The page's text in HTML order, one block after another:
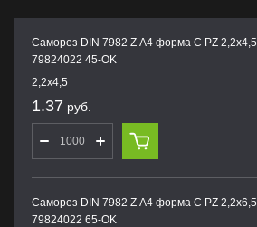
Саморез DIN 7982 Z А4 форма С PZ 2,2х4,5
79824022 45-OK
2,2х4,5
1.37 руб.
Саморез DIN 7982 Z А4 форма С PZ 2,2х6,5
79824022 65-OK